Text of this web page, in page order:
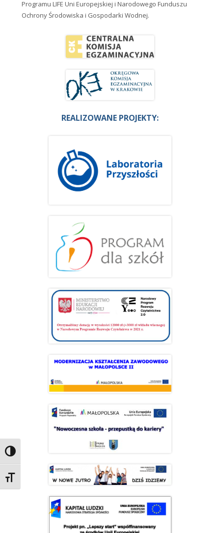
Przełącz wysoki kontrast
Zmień rozmiar czcionek
Programu LIFE Uni Europejskiej i Narodowego Funduszu
Ochrony Środowiska i Gospodarki Wodnej.
REALIZOWANE PROJEKTY: